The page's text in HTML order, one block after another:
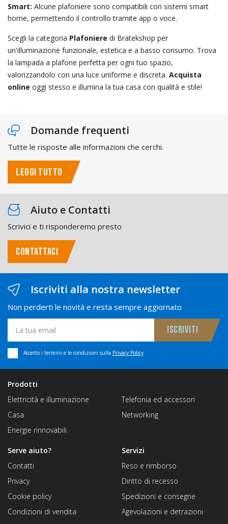
Smart: Alcune plafoniere sono compatibili con sistemi smart
home, permettendo il controllo tramite app o voce.
Scegli la categoria Plafoniere di Bratekshop per
un'illuminazione funzionale, estetica e a basso consumo. Trova
la lampada a plafone perfetta per ogni tuo spazio,
valorizzandolo con una luce uniforme e discreta. Acquista
online oggi stesso e illumina la tua casa con qualità e stile!
Domande frequenti
Tutte le risposte alle informazioni che cerchi.
LEGGI TUTTO
Aiuto e Contatti
Scrivici e ti risponderemo presto
CONTATTACI
Iscriviti alla nostra newsletter
Non perderti le novità e resta sempre aggiornato
Accetto i termini e le condizioni sulla Privacy Policy
Prodotti
Elettricità e illuminazione
Casa
Energie rinnovabili
Telefonia ed accessori
Networking
Servizi
Reso e rimborso
Diritto di recesso
Spedizioni e consegne
Agevolazioni e detrazioni
Serve aiuto?
Contatti
Privacy
Cookie policy
Condizioni di vendita